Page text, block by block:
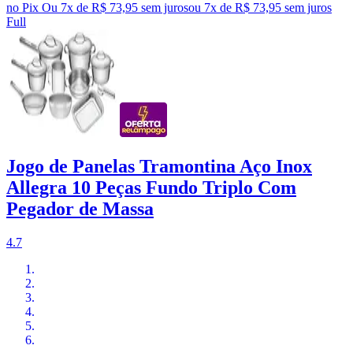
no Pix Ou 7x de R$ 73,95 sem jurosou 7x de R$ 73,95 sem juros
Full
Jogo de Panelas Tramontina Aço Inox
Allegra 10 Peças Fundo Triplo Com
Pegador de Massa
4.7